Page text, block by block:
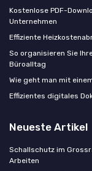
Kostenlose PDF-
Unternehmen
Effiziente
So organisieren Sie
Büroalltag
Wie geht man mit
Effizientes digitales
Neueste Artikel
Schallschutz im
Arbeiten